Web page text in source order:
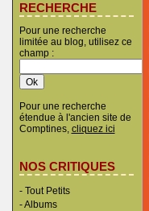
RECHERCHE
Pour une recherche
limitée au blog, utilisez ce
champ :
Pour une recherche
étendue à l'ancien site de
Comptines, cliquez ici
NOS CRITIQUES
- Tout Petits
-Albums